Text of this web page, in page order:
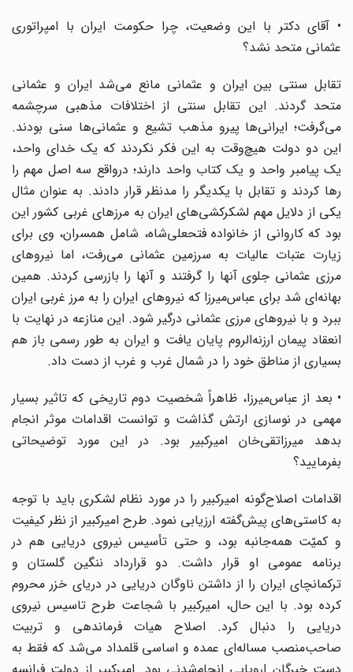
• آقای دکتر با این وضعیت، چرا حکومت ایران با امپراتوری
عثمانی متحد نشد؟
تقابل سنتی بین ایران و عثمانی مانع می‌شد ایران و عثمانی
متحد گردند. این تقابل سنتی از اختلافات مذهبی سرچشمه
می‌گرفت؛ ایرانی‌ها پیرو مذهب تشیع و عثمانی‌ها سنی بودند.
این دو دولت هیچ‌وقت به این فکر نکردند که یک خدای واحد،
یک پیامبر واحد و یک کتاب واحد دارند؛ درواقع سه اصل مهم را
رها کردند و تقابل با یکدیگر را مدنظر قرار دادند. به عنوان مثال
یکی از دلایل مهم لشکر‌کشی‌های ایران به مرزهای غربی کشور این
بود که کاروانی از خانواده فتحعلی‌شاه، شامل همسران، وی برای
زیارت عتبات عالیات به سرزمین عثمانی می‌رفت، اما نیروهای
مرزی عثمانی جلوی آنها را گرفتند و آنها را بازرسی کردند. همین
بهانه‌ای شد برای عباس‌میرزا که نیروهای ایران را به مرز غربی ایران
ببرد و با نیروهای مرزی عثمانی درگیر شود. این منازعه در نهایت با
انعقاد پیمان ارزنه‌الروم پایان یافت و ایران به طور رسمی باز هم
بسیاری از مناطق خود را در شمال غرب و غرب از دست داد.
• بعد از عباس‌میرزا، ظاهراً شخصیت دوم تاریخی که تاثیر بسیار
مهمی در نوسازی ارتش گذاشت و توانست اقدامات موثر انجام
بدهد میرزاتقی‌خان امیرکبیر بود. در این مورد توضیحاتی
بفرمایید؟
اقدامات اصلاح‌گونه امیرکبیر را در مورد نظام لشکری باید با توجه
به کاستی‌های پیش‌گفته ارزیابی نمود. طرح امیرکبیر از نظر کیفیت
و کمیّت همه‌جانبه بود، و حتی تأسیس نیروی دریایی هم در
برنامه عمومی او قرار داشت. دو قرارداد ننگین گلستان و
ترکمانچای ایران را از داشتن ناوگان دریایی در دریای خزر محروم
کرده بود. با این حال، امیرکبیر با شجاعت طرح تاسیس نیروی
دریایی را دنبال ‌کرد. اصلاح هیات فرماندهی و تربیت
صاحب‌منصب مساله‌ای عمده و اساسی قلمداد می‌شد که فقط به